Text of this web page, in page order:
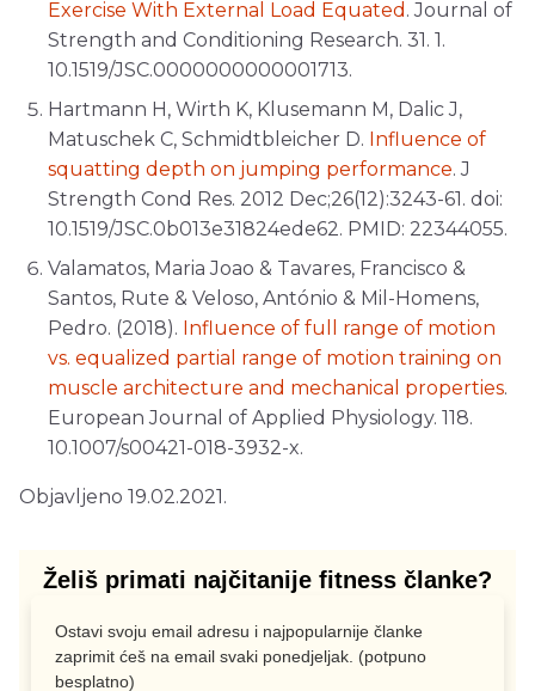
Exercise With External Load Equated . Journal of
Strength and Conditioning Research. 31. 1.
10.1519/JSC.0000000000001713.
Hartmann H, Wirth K, Klusemann M, Dalic J,
Matuschek C, Schmidtbleicher D. Influence of
squatting depth on jumping performance. J
Strength Cond Res. 2012 Dec;26(12):3243-61. doi:
10.1519/JSC.0b013e31824ede62. PMID: 22344055.
Valamatos, Maria Joao & Tavares, Francisco &
Santos, Rute & Veloso, António & Mil-Homens,
Pedro. (2018). Influence of full range of motion
vs. equalized partial range of motion training on
muscle architecture and mechanical properties.
European Journal of Applied Physiology. 118.
10.1007/s00421-018-3932-x.
Objavljeno 19.02.2021.